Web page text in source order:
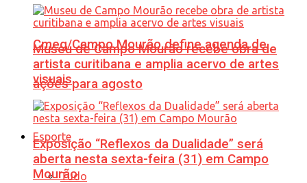
Cmeg/Campo Mourão define agenda de
ações para agosto
Esporte
Tudo
Museu de Campo Mourão recebe obra de
artista curitibana e amplia acervo de artes
visuais
Exposição “Reflexos da Dualidade” será
aberta nesta sexta-feira (31) em Campo
Mourão